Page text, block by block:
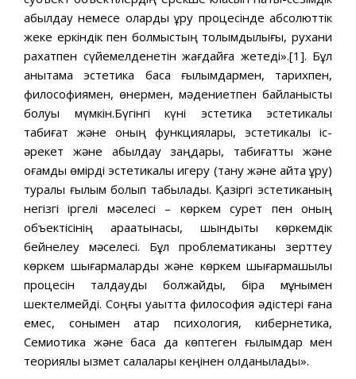
қабылдау немесе оларды құру процесінде абсолюттік
жеке еркіндік пен болмыстың толымдылығы, рухани
рахатпен сүйемелденетін жағдайға жетеді».[1]. Бұл
анықтама эстетика басқа ғылымдармен, тарихпен,
философиямен, өнермен, мәдениетпен байланысты
болуы мүмкін.Бүгінгі күні эстетика эстетикалық
табиғат және оның функциялары, эстетикалық іс-
әрекет және қабылдау заңдары, табиғатты және
қоғамдық өмірді эстетикалық игеру (тану және қайта құру)
туралы ғылым болып табылады. Қазіргі эстетиканың
негізгі іргелі мәселесі – көркем сурет пен оның
объектісінің арақатынасы, шындықты көркемдік
бейнелеу мәселесі. Бұл проблематиканы зерттеу
көркем шығармаларды және көркем шығармашылық
процесін талдауды болжайды, бірақ мұнымен
шектелмейді. Соңғы уақытта философия әдістері ғана
емес, сонымен қатар психология, кибернетика,
Семиотика және басқа да көптеген ғылымдар мен
теориялық қызмет салалары кеңінен қолданылады».